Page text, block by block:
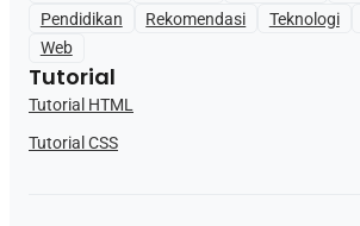
Pendidikan
Rekomendasi Teknologi
Web
Tutorial
Tutorial HTML
Tutorial CSS